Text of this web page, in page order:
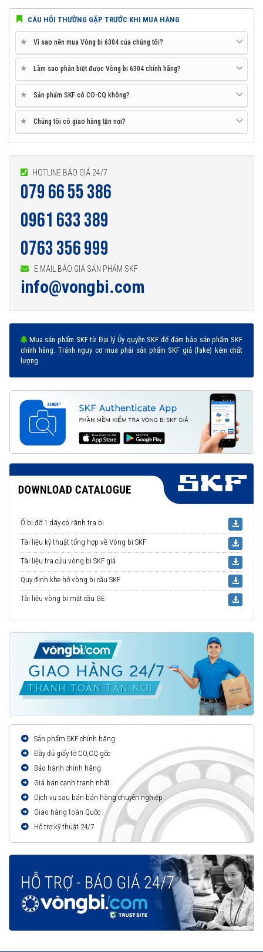
Vòng bi 6304 được phân phối chính hãng
Hotline 24/7:
079 66 55 386 0961 633 389
0763 356
999
CÂU HỎI THƯỜNG GẶP TRƯỚC KHI MUA HÀNG
★ Vì sao nên mua Vòng bi 6304 của chúng tôi?
★ Làm sao phân biệt được Vòng bi 6304 chính hãng?
★ Sản phẩm SKF có CO-CQ không?
★ Chúng tôi có giao hàng tận nơi?
HOTLINE BÁO GIÁ 24/7
079 66 55 386
0961 633 389
0763 356 999
E MAIL BÁO GIÁ SẢN PHẨM SKF
info@vongbi.com
Mua sản phẩm SKF từ Đại lý Ủy quyền SKF để đảm bảo sản phẩm SKF
chính hãng. Tránh nguy cơ mua phải sản phẩm SKF giả (fake) kém chất
lượng.
Ổ bi đỡ 1 dãy có rãnh tra bi
Tài liệu kỹ thuật tổng hợp về Vòng bi SKF
Tài liệu tra cứu vòng bi SKF giả
Quy định khe hở vòng bi cầu SKF
Tài liệu vòng bi mặt cầu GE
Sản phẩm SKF chính hãng
Đầy đủ giấy tờ CO,CQ gốc
Bảo hành chính hãng
Giá bán cạnh tranh nhất
Dịch vụ sau bán bán hàng chuyên nghiệp
Giao hàng toàn Quốc
Hỗ trợ kỹ thuật 24/7